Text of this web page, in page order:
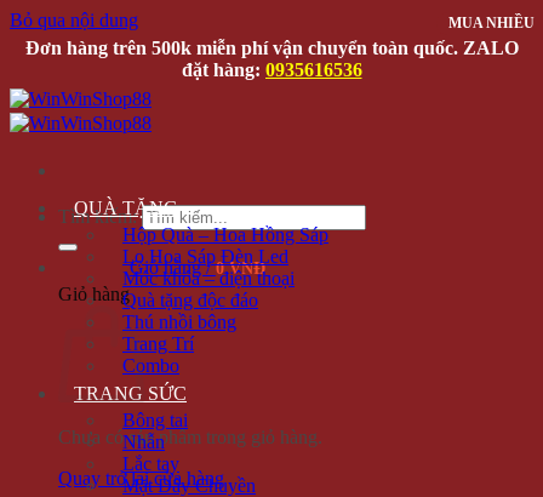
Bỏ qua nội dung
Đơn hàng trên 500k miễn phí vận chuyển toàn quốc. ZALO
đặt hàng: 0935616536
Tìm kiếm:
Giỏ hàng /0 VNĐ
Giỏ hàng
Chưa có sản phẩm trong giỏ hàng.
Quay trở lại cửa hàng
QUÀ TẶNG
Hộp Quà – Hoa Hồng Sáp
Lọ Hoa Sáp Đèn Led
Móc khóa – điện thoại
Quà tặng độc đáo
Thú nhồi bông
Trang Trí
Combo
TRANG SỨC
Bông tai
Nhẫn
Lắc tay
Mặt Dây Chuyền
MUA NHIỀU
MUA NHIỀU